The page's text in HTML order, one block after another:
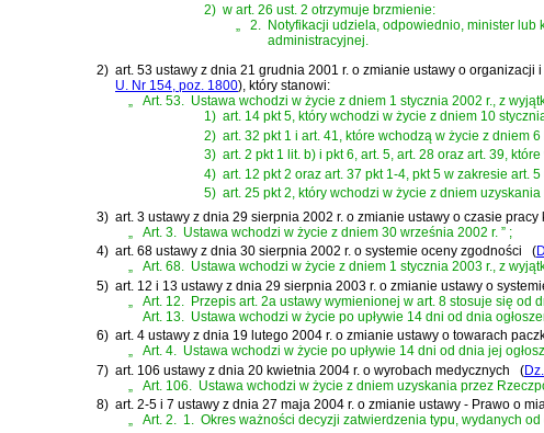
2) w art. 26 ust. 2 otrzymuje brzmienie:
2.
Notyfikacji udziela, odpowiednio, minister lub
administracyjnej.
2) art. 53 ustawy z dnia 21 grudnia 2001 r. o zmianie ustawy o
U. Nr 154, poz. 1800), który stanowi:
„
Art. 53. Ustawa wchodzi w życie z dniem 1 stycznia 2002 r., z
1) art. 14 pkt 5, który wchodzi w życie z dniem 10
2) art. 32 pkt 1 i art. 41, które wchodzą w życie z dniem 6
3) art. 2 pkt 1 lit. b) i pkt 6, art. 5, art. 28 oraz art. 39,
4) art. 12 pkt 2 oraz art. 37 pkt 1-4, pkt 5 w zakresie art.
5) art. 25 pkt 2, który wchodzi w życie z dniem
3) art. 3 ustawy z dnia 29 sierpnia 2002 r. o zmianie ustawy o czasie
Art. 3. Ustawa wchodzi w życie z dniem 30 września 2002 r. ” ;
4) art. 68 ustawy z dnia 30 sierpnia 2002 r. o systemie oceny zgodności (
„
Art. 68. Ustawa wchodzi w życie z dniem 1 stycznia 2003 r., z
5) art. 12 i 13 ustawy z dnia 29 sierpnia 2003 r. o zmianie ustawy o
Art. 12.
Przepis art. 2a ustawy wymienionej w art. 8 stosuje się od
Art. 13.
Ustawa wchodzi w życie po upływie 14 dni od dnia
6) art. 4 ustawy z dnia 19 lutego 2004 r. o zmianie ustawy o towarach
„
Art. 4. Ustawa wchodzi w życie po upływie 14 dni od dnia jej
7) art. 106 ustawy z dnia 20 kwietnia 2004 r. o wyrobach medycznych (
„
Art. 106. Ustawa wchodzi w życie z dniem uzyskania przez
8) art. 2-5 i 7 ustawy z dnia 27 maja 2004 r. o zmianie ustawy - Prawo o
„
Art. 2. 1. Okres ważności decyzji zatwierdzenia typu, wydanych